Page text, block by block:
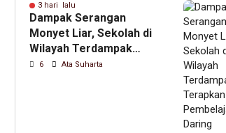
3 hari lalu
Dampak Serangan
Monyet Liar, Sekolah di
Wilayah Terdampak
Terapkan Pembelajaran
6 Ata Suharta